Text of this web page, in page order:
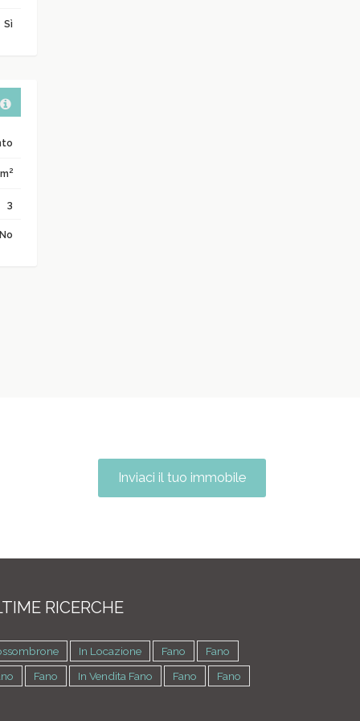
Sì
2
3
No
Inviaci il tuo immobile
RICERCHE
In Locazione Fano
Fano
Fano In Vendita Fano Fano Fano